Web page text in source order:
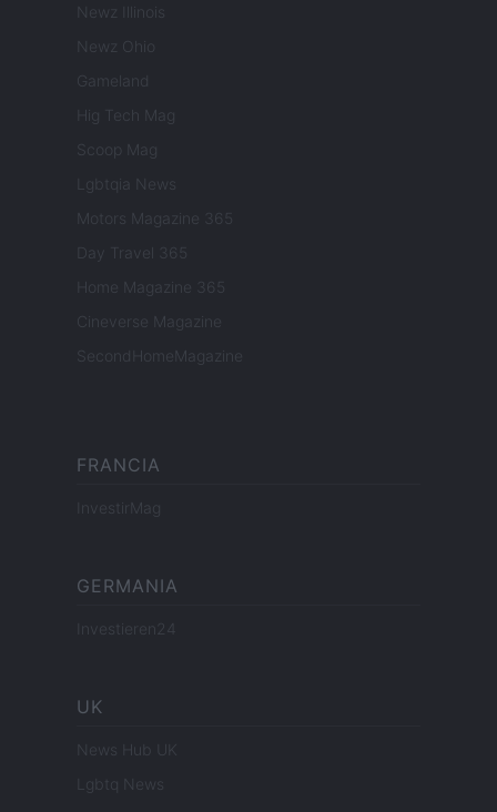
Newz Illinois
Newz Ohio
Gameland
Hig Tech Mag
Scoop Mag
Lgbtqia News
Motors Magazine 365
Day Travel 365
Home Magazine 365
Cineverse Magazine
SecondHomeMagazine
FRANCIA
InvestirMag
GERMANIA
Investieren24
UK
News Hub UK
Lgbtq News